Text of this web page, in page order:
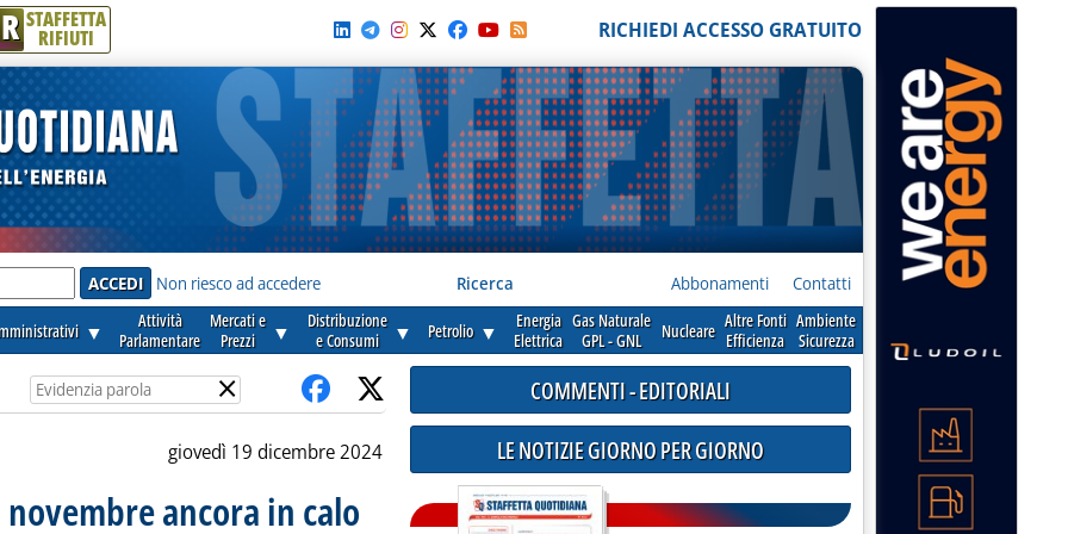
R STAFFETTA
RIFIUTI RICHIEDI ACCESSO GRATUITO
Non riesco ad accedere Ricerca Abbonamenti Contatti
▼
Attività
Parlamentare
Mercati e
Prezzi
▼
Distribuzione
e Consumi
▼ Petrolio ▼
Energia
Elettrica
Gas Naturale
GPL - GNL
Nucleare Altre Fonti
Efficienza
Ambiente
Sicurezza
×
giovedì 19 dicembre 2024
ancora in calo
COMMENTI - EDITORIALI
LE NOTIZIE GIORNO PER GIORNO